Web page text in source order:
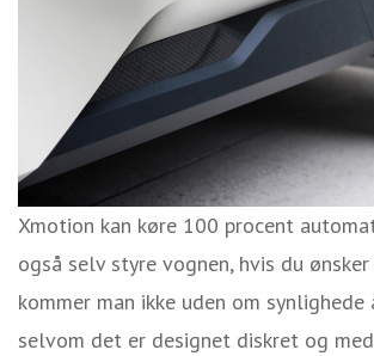
Xmotion kan køre 100 procent
også selv styre vognen, hvis du
kommer man ikke uden om
selvom det er designet diskret og